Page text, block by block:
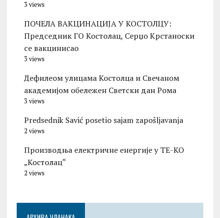
3 views
ПОЧЕЛА ВАКЦИНАЦИЈА У КОСТОЛЦУ:
Председник ГО Костолац, Серџо Крстаноски
се вакцинисао
3 views
Дефилеом улицама Костолца и Свечаном
академијом обележен Светски дан Рома
3 views
Predsednik Savić posetio sajam zapošljavanja
2 views
Производња електричне енергије у ТЕ-КО
„Костолац“
2 views